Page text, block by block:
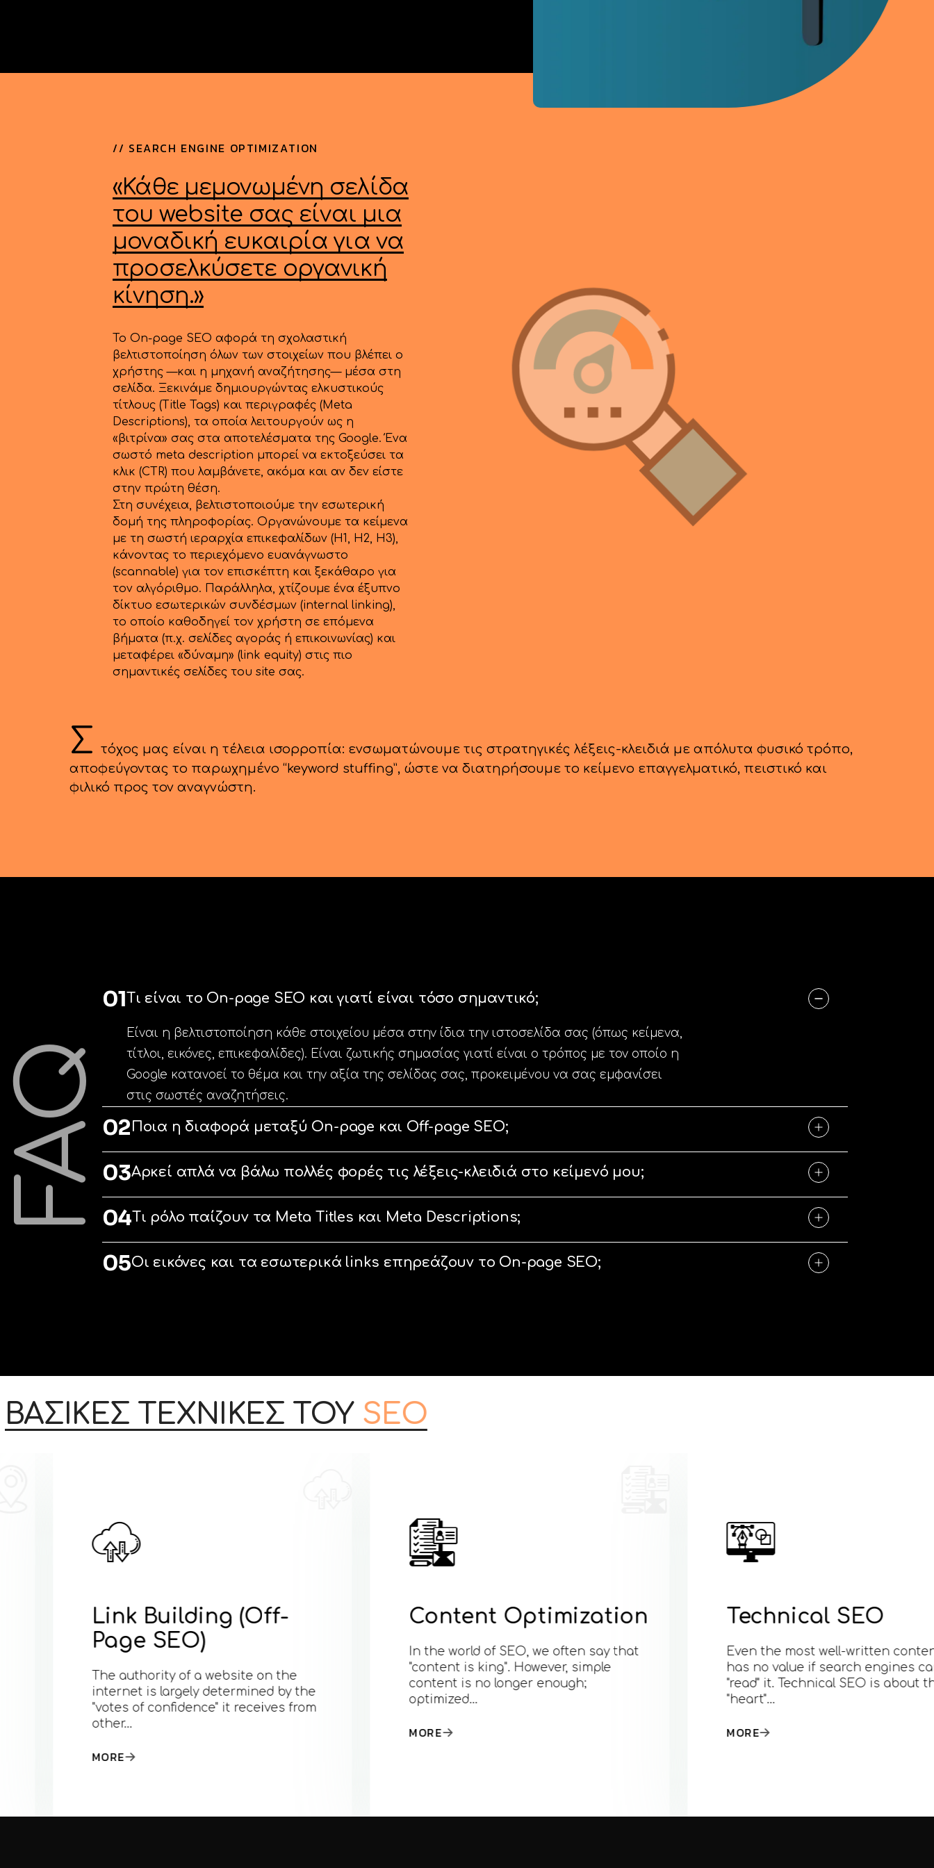
// SEARCH ENGINE OPTIMIZATION
«Κάθε μεμονωμένη σελίδα
του website σας είναι μια
μοναδική ευκαιρία για να
προσελκύσετε οργανική
κίνηση.»
Το On-page SEO αφορά τη σχολαστική
βελτιστοποίηση όλων των στοιχείων που βλέπει ο
χρήστης —και η μηχανή αναζήτησης— μέσα στη
σελίδα. Ξεκινάμε δημιουργώντας ελκυστικούς
τίτλους (Title Tags) και περιγραφές (Meta
Descriptions), τα οποία λειτουργούν ως η
«βιτρίνα» σας στα αποτελέσματα της Google. Ένα
σωστό meta description μπορεί να εκτοξεύσει τα
κλικ (CTR) που λαμβάνετε, ακόμα και αν δεν είστε
στην πρώτη θέση.
Στη συνέχεια, βελτιστοποιούμε την εσωτερική
δομή της πληροφορίας. Οργανώνουμε τα κείμενα
με τη σωστή ιεραρχία επικεφαλίδων (H1, H2, H3),
κάνοντας το περιεχόμενο ευανάγνωστο
(scannable) για τον επισκέπτη και ξεκάθαρο για
τον αλγόριθμο. Παράλληλα, χτίζουμε ένα έξυπνο
δίκτυο εσωτερικών συνδέσμων (internal linking),
το οποίο καθοδηγεί τον χρήστη σε επόμενα
βήματα (π.χ. σελίδες αγοράς ή επικοινωνίας) και
μεταφέρει «δύναμη» (link equity) στις πιο
σημαντικές σελίδες του site σας.
Σ τόχος μας είναι η τέλεια ισορροπία: ενσωματώνουμε τις στρατηγικές λέξεις-κλειδιά με απόλυτα φυσικό τρόπο,
αποφεύγοντας το παρωχημένο “keyword stuffing”, ώστε να διατηρήσουμε το κείμενο επαγγελματικό, πειστικό και
φιλικό προς τον αναγνώστη.
FAQ
01Τι είναι το On-page SEO και γιατί είναι τόσο σημαντικό;
Είναι η βελτιστοποίηση κάθε στοιχείου μέσα στην ίδια την ιστοσελίδα σας (όπως κείμενα,
τίτλοι, εικόνες, επικεφαλίδες). Είναι ζωτικής σημασίας γιατί είναι ο τρόπος με τον οποίο η
Google κατανοεί το θέμα και την αξία της σελίδας σας, προκειμένου να σας εμφανίσει
στις σωστές αναζητήσεις.
02Ποια η διαφορά μεταξύ On-page και Off-page SEO;
03Αρκεί απλά να βάλω πολλές φορές τις λέξεις-κλειδιά στο κείμενό μου;
04Τι ρόλο παίζουν τα Meta Titles και Meta Descriptions;
05Οι εικόνες και τα εσωτερικά links επηρεάζουν το On-page SEO;
Link Building (Off-
Page SEO)
The authority of a website on the
internet is largely determined by the
"votes of confidence" it receives from
Content Optimization
In the world of SEO, we often say that
"content is king". However, simple
content is no longer enough;
optimized…
Technical SEO
Even the most well-written content
has no value if search engines cannot
"read" it. Technical SEO is about the